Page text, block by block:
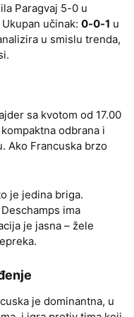
Paragvaj 5-0 u
učinak: 0-0-1 u
u smislu trenda,
sa kvotom od 17.00
odbrana i
Ako Francuska brzo
je jedina briga.
ima
je jasna – žele
je dominantna, u